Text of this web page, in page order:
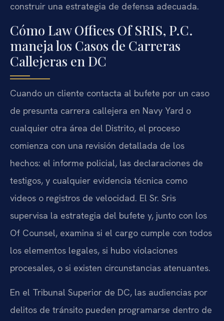
construir una estrategia de defensa adecuada.
Cómo Law Offices Of SRIS, P.C.
maneja los Casos de Carreras
Callejeras en DC
Cuando un cliente contacta al bufete por un caso
de presunta carrera callejera en Navy Yard o
cualquier otra área del Distrito, el proceso
comienza con una revisión detallada de los
hechos: el informe policial, las declaraciones de
testigos, y cualquier evidencia técnica como
videos o registros de velocidad. El Sr. Sris
supervisa la estrategia del bufete y, junto con los
Of Counsel, examina si el cargo cumple con todos
los elementos legales, si hubo violaciones
procesales, o si existen circunstancias atenuantes.
En el Tribunal Superior de DC, las audiencias por
delitos de tránsito pueden programarse dentro de